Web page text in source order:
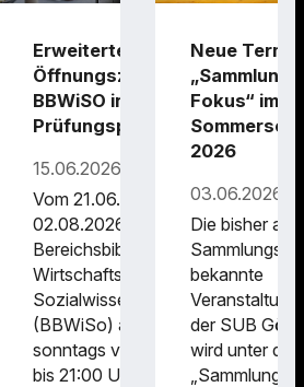
an
–
Erweiterte
Öffnungszeiten der
BBWiSO in der
Prüfungsphase
15.06.2026
Vom 21.06. bis
02.08.2026 ist die
Bereichsbibliothek
Wirtschafts- und
Sozialwissenschaften
(BBWiSo) auch
sonntags von 9:00
bis 21:00 Uhr
Neue
Fokus“ im
2026
03.06.2026
Die bisher als
bekannte
der SUB
wird unter